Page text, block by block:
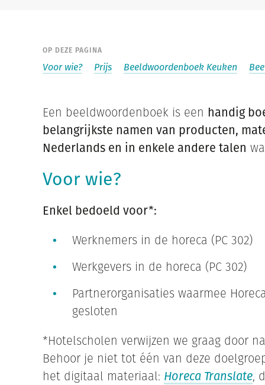
OP DEZE PAGINA
Voor wie? Prijs Beeldwoordenboek Keuken
Een beeldwoordenboek is een handig
belangrijkste namen van producten,
Nederlands en in enkele andere talen
Voor wie?
Enkel bedoeld voor*:
Werknemers in de horeca (PC 302)
Werkgevers in de horeca (PC 302)
Partnerorganisaties waarmee
gesloten
*Hotelscholen verwijzen we graag door
Behoor je niet tot één van deze
het digitaal materiaal: Horeca Translate,